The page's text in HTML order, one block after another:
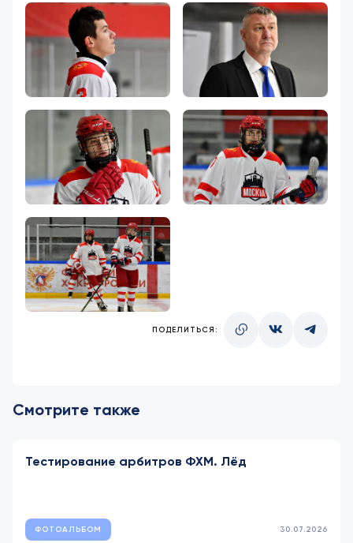
ПОДЕЛИТЬСЯ:
Смотрите также
Тестирование арбитров ФХМ. Лёд
ФОТОАЛЬБОМ 30.07.2026